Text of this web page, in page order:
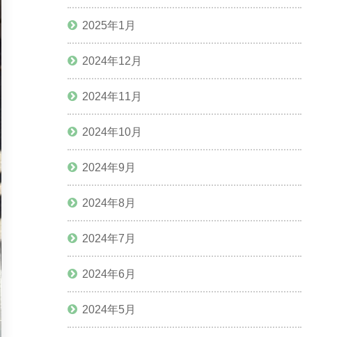
2025年1月
2024年12月
2024年11月
2024年10月
2024年9月
2024年8月
2024年7月
2024年6月
2024年5月